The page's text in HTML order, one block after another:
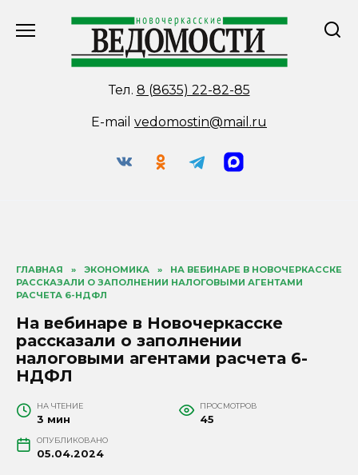
Тел. 8 (8635) 22-82-85
E-mail vedomostin@mail.ru
ГЛАВНАЯ » ЭКОНОМИКА »
НА ВЕБИНАРЕ В НОВОЧЕРКАССКЕ
РАССКАЗАЛИ О ЗАПОЛНЕНИИ НАЛОГОВЫМИ АГЕНТАМИ
РАСЧЕТА 6-НДФЛ
На вебинаре в Новочеркасске
рассказали о заполнении
налоговыми агентами расчета 6-
НДФЛ
НА ЧТЕНИЕ
3 мин
ПРОСМОТРОВ
45
ОПУБЛИКОВАНО
05.04.2024